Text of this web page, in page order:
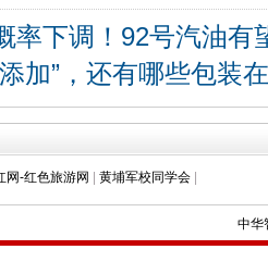
率下调！92号汽油有
加”，还有哪些包装
网-红色旅游网 | 黄埔军校同学会 |
中华